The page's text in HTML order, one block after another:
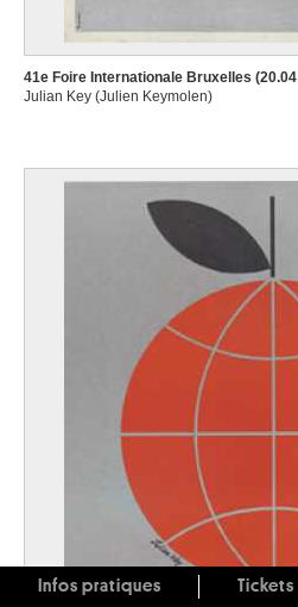
41e Foire Internationale Bruxelles
Julian Key (Julien Keymolen)
Infos pratiques Tickets